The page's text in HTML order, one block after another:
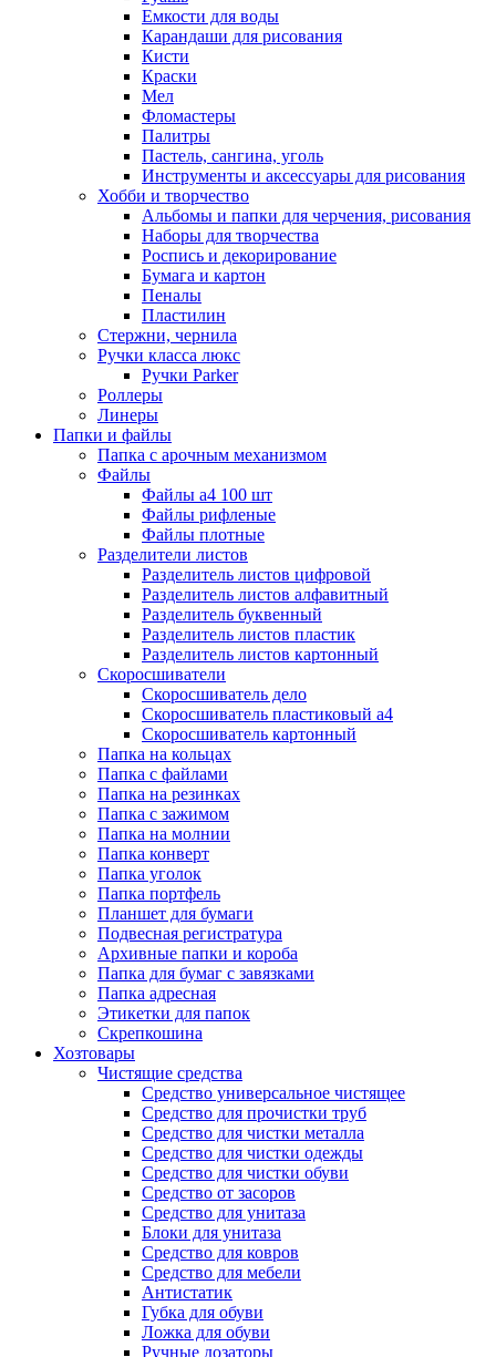
Емкости для воды
Карандаши для рисования
Кисти
Краски
Мел
Фломастеры
Палитры
Пастель, сангина, уголь
Инструменты и аксессуары для рисования
Хобби и творчество
Альбомы и папки для черчения, рисования
Наборы для творчества
Роспись и декорирование
Бумага и картон
Пеналы
Пластилин
Стержни, чернила
Ручки класса люкс
Ручки Parker
Роллеры
Линеры
Папки и файлы
Папка с арочным механизмом
Файлы
Файлы а4 100 шт
Файлы рифленые
Файлы плотные
Разделители листов
Разделитель листов цифровой
Разделитель листов алфавитный
Разделитель буквенный
Разделитель листов пластик
Разделитель листов картонный
Скоросшиватели
Скоросшиватель дело
Скоросшиватель пластиковый а4
Скоросшиватель картонный
Папка на кольцах
Папка с файлами
Папка на резинках
Папка с зажимом
Папка на молнии
Папка конверт
Папка уголок
Папка портфель
Планшет для бумаги
Подвесная регистратура
Архивные папки и короба
Папка для бумаг с завязками
Папка адресная
Этикетки для папок
Скрепкошина
Хозтовары
Чистящие средства
Средство универсальное чистящее
Средство для прочистки труб
Средство для чистки металла
Средство для чистки одежды
Средство для чистки обуви
Средство от засоров
Средство для унитаза
Блоки для унитаза
Средство для ковров
Средство для мебели
Антистатик
Губка для обуви
Ложка для обуви
Ручные дозаторы